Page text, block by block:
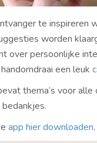
te inspireren
worden
over persoonlijke
een leuk
thema’s voor
app hier downloaden.